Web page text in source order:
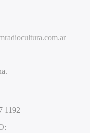
1192